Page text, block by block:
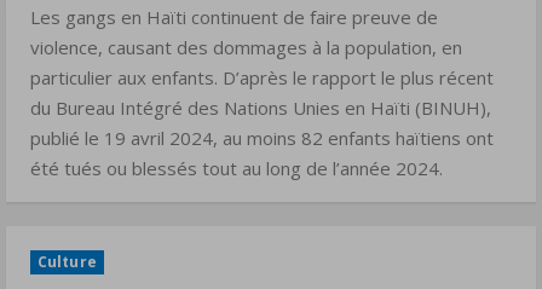
dommages
à
la
population,
en
Les gangs en Haïti continuent de faire preuve de
violence, causant des dommages à la population, en
particulier aux enfants. D’après le rapport le plus récent
du Bureau Intégré des Nations Unies en Haïti (BINUH),
publié le 19 avril 2024, au moins 82 enfants haïtiens ont
été tués ou blessés tout au long de l’année 2024.
Culture